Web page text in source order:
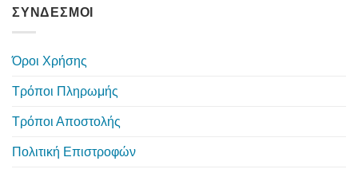
ΣΥΝΔΕΣΜΟΙ
Όροι Χρήσης
Τρόποι Πληρωμής
Τρόποι Αποστολής
Πολιτική Επιστροφών